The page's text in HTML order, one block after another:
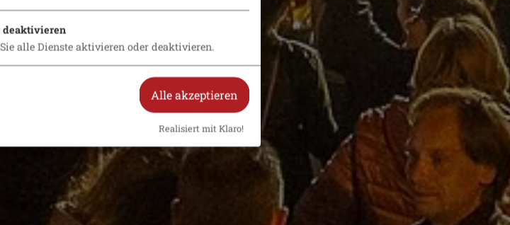
deaktivieren
alle Dienste aktivieren oder deaktivieren.
Alle akzeptieren
Realisiert mit Klaro!